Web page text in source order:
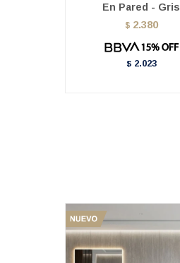
En Pared - Gris
$ 2.380
$ 2.023